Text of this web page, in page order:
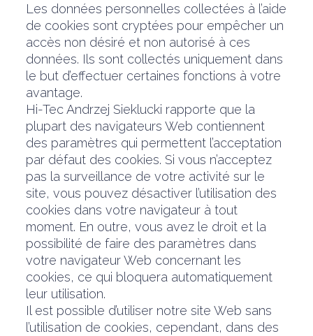
Les données personnelles collectées à l’aide
de cookies sont cryptées pour empêcher un
accès non désiré et non autorisé à ces
données. Ils sont collectés uniquement dans
le but d’effectuer certaines fonctions à votre
avantage.
Hi-Tec Andrzej Sieklucki rapporte que la
plupart des navigateurs Web contiennent
des paramètres qui permettent l’acceptation
par défaut des cookies. Si vous n’acceptez
pas la surveillance de votre activité sur le
site, vous pouvez désactiver l’utilisation des
cookies dans votre navigateur à tout
moment. En outre, vous avez le droit et la
possibilité de faire des paramètres dans
votre navigateur Web concernant les
cookies, ce qui bloquera automatiquement
leur utilisation.
Il est possible d’utiliser notre site Web sans
l’utilisation de cookies, cependant, dans des